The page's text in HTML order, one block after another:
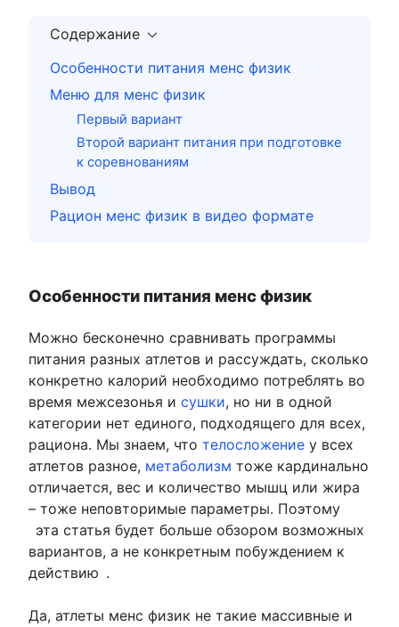
Содержание
Особенности питания менс физик
Меню для менс физик
Первый вариант
Второй вариант питания при подготовке
к соревнованиям
Вывод
Рацион менс физик в видео формате
Особенности питания менс физик
Можно бесконечно сравнивать программы
питания разных атлетов и рассуждать, сколько
конкретно калорий необходимо потреблять во
время межсезонья и сушки, но ни в одной
категории нет единого, подходящего для всех,
рациона. Мы знаем, что телосложение у всех
атлетов разное, метаболизм тоже кардинально
отличается, вес и количество мышц или жира
– тоже неповторимые параметры. Поэтому
эта статья будет больше обзором возможных
вариантов, а не конкретным побуждением к
действию .
Да, атлеты менс физик не такие массивные и